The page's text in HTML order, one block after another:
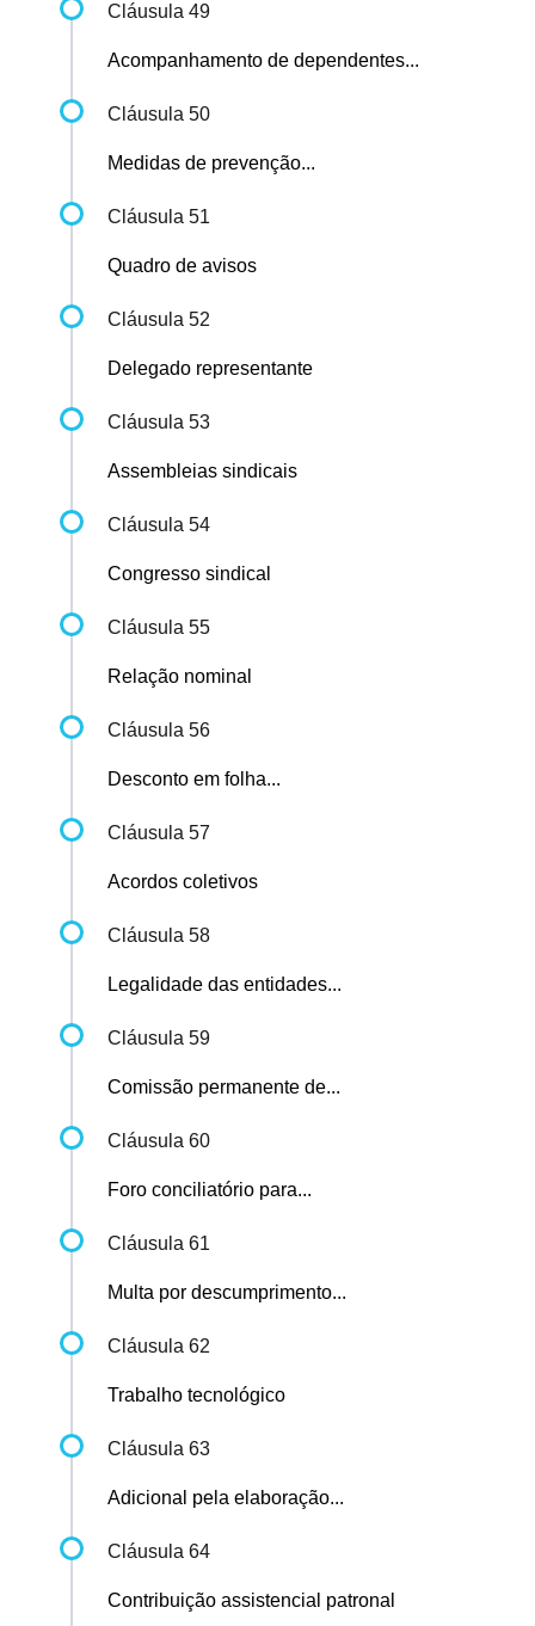
Cláusula 49
Acompanhamento de dependentes...
Cláusula 50
Medidas de prevenção...
Cláusula 51
Quadro de avisos
Cláusula 52
Delegado representante
Cláusula 53
Assembleias sindicais
Cláusula 54
Congresso sindical
Cláusula 55
Relação nominal
Cláusula 56
Desconto em folha...
Cláusula 57
Acordos coletivos
Cláusula 58
Legalidade das entidades...
Cláusula 59
Comissão permanente de...
Cláusula 60
Foro conciliatório para...
Cláusula 61
Multa por descumprimento...
Cláusula 62
Trabalho tecnológico
Cláusula 63
Adicional pela elaboração...
Cláusula 64
Contribuição assistencial patronal